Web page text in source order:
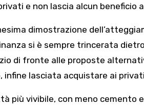
e non lascia alcun beneficio
dimostrazione
si è sempre trincerata
di fronte alle proposte
infine lasciata acquistare ai
più vivibile, con meno cemento